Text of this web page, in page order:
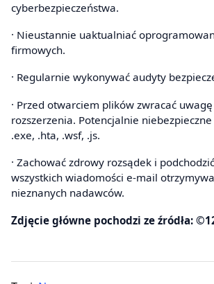
cyberbezpieczeństwa.
· Nieustannie uaktualniać
firmowych.
· Regularnie wykonywać audyty
· Przed otwarciem plików zwracać
rozszerzenia. Potencjalnie
.exe, .hta, .wsf, .js.
· Zachować zdrowy rozsądek i
wszystkich wiadomości e-mail
nieznanych nadawców.
Zdjęcie główne pochodzi ze źródła: